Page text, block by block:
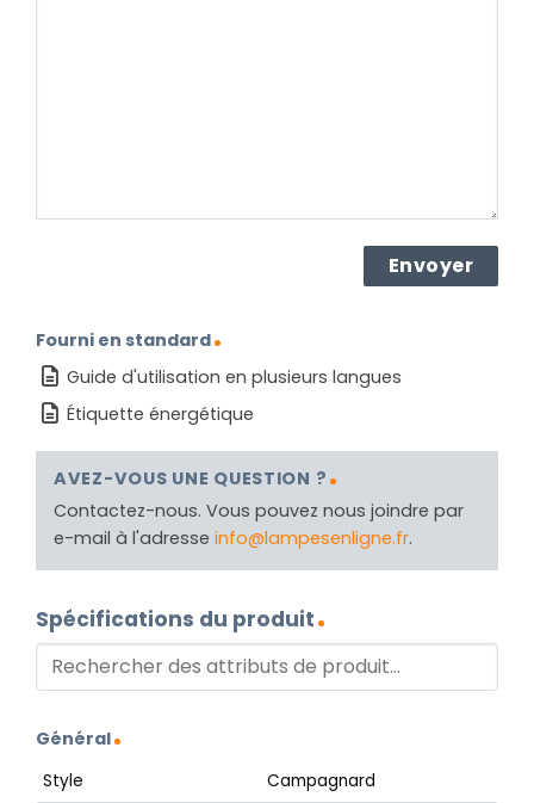
Fourni en standard
Guide d'utilisation en plusieurs langues
Étiquette énergétique
AVEZ-VOUS UNE QUESTION ?
Contactez-nous. Vous pouvez nous joindre par
e-mail à l'adresse info@lampesenligne.fr.
Spécifications du produit
Général
Style
Campagnard